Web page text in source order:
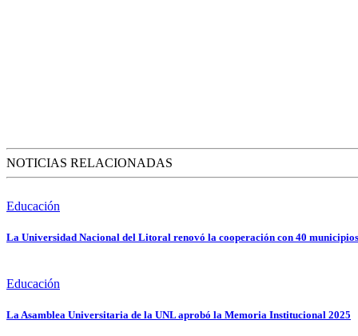
NOTICIAS RELACIONADAS
Educación
La Universidad Nacional del Litoral renovó la cooperación con 40
Educación
La Asamblea Universitaria de la UNL aprobó la Memoria Institucional 2025